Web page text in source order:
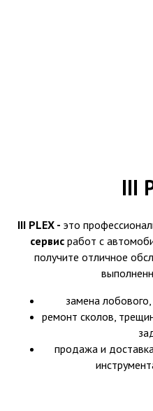
III
III PLEX - это
сервис работ с
получите отличное
замена
ремонт сколов,
продажа и